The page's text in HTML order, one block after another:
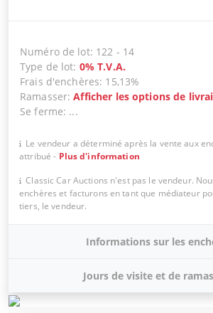
Numéro de lot: 122 - 14
Type de lot: 0% T.V.A.
Frais d'enchères: 15,13%
Ramasser:Afficher les options de
Se ferme: ...
Le vendeur a déterminé après la vente aux
attribué - Plus d'information
Classic Car Auctions n'est pas le vendeur.
enchères et facturons en tant que médiateur
tiers, le vendeur.
Informations sur les
Jours de visite et de